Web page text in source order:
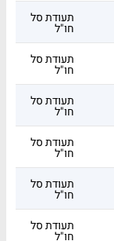
תעודת סל
חו"ל
תעודת סל
חו"ל
תעודת סל
חו"ל
תעודת סל
חו"ל
תעודת סל
חו"ל
תעודת סל
חו"ל